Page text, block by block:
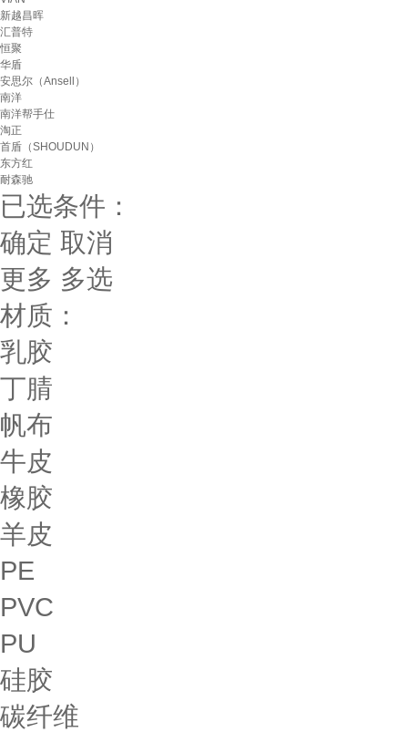
新越昌晖
汇普特
恒聚
华盾
安思尔（Ansell）
南洋
南洋帮手仕
淘正
首盾（SHOUDUN）
东方红
耐森驰
已选条件：
确定 取消
更多 多选
材质：
乳胶
丁腈
帆布
牛皮
橡胶
羊皮
PE
PVC
PU
硅胶
碳纤维